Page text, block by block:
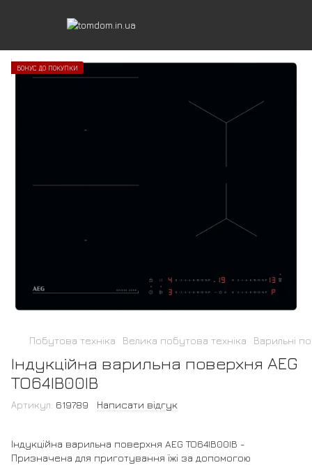
БОНУС ДО ПОКУПКИ
Побутова техніка Велика побутова техніка Варильні
Індукційна варильна поверхня AEG
TO64IB00IB
Артикул: 619789 Написати відгук
Індукційна варильна поверхня AEG TO64IB00IB -
Призначена для приготування їжі за допомогою